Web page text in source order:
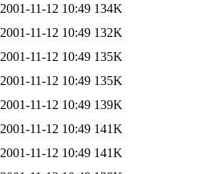
2001-11-12 10:49 134K
2001-11-12 10:49 132K
2001-11-12 10:49 135K
2001-11-12 10:49 135K
2001-11-12 10:49 139K
2001-11-12 10:49 141K
2001-11-12 10:49 141K